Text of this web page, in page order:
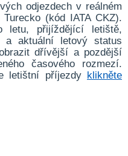
odjezdech v reálném
(kód IATA CKZ).
letu, přijíždějící letiště,
a aktuální letový status
dřívější a pozdější
časového rozmezí.
letištní příjezdy klikněte